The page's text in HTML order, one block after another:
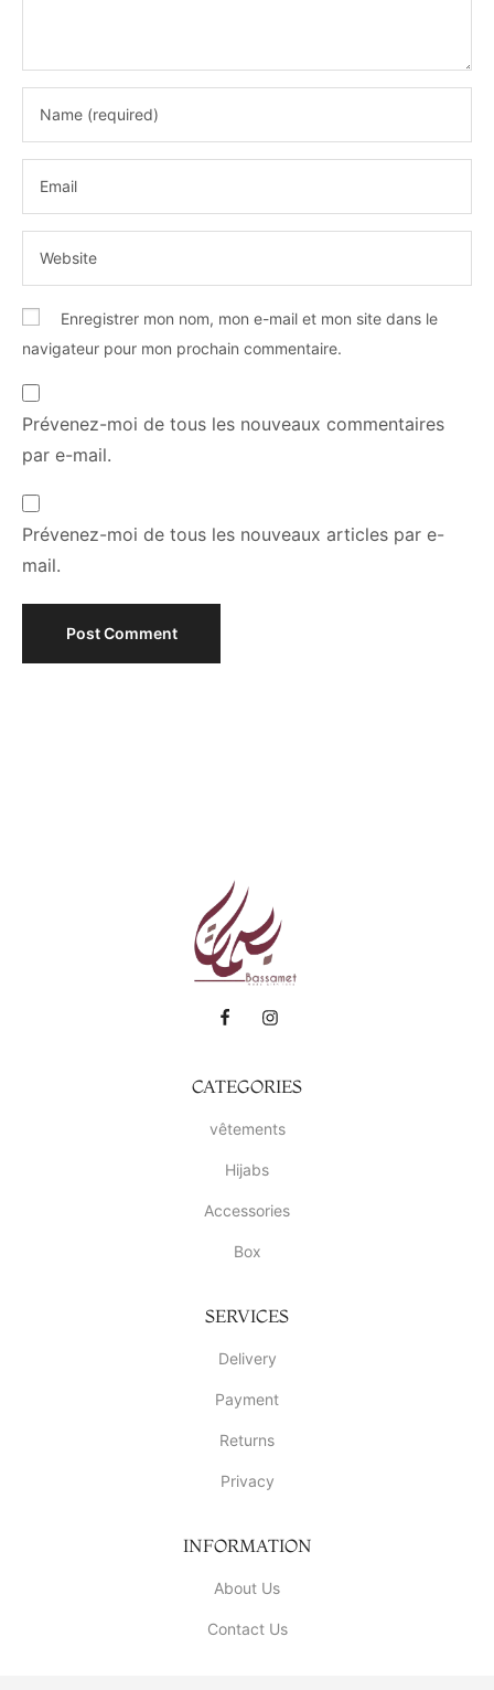
Enregistrer mon nom, mon e-mail et mon site dans le
navigateur pour mon prochain commentaire.
Prévenez-moi de tous les nouveaux commentaires
par e-mail.
Prévenez-moi de tous les nouveaux articles par e-
mail.
CATEGORIES
vêtements
Hijabs
Accessories
Box
SERVICES
Delivery
Payment
Returns
Privacy
INFORMATION
About Us
Contact Us